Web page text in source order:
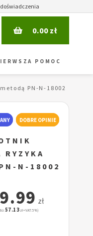
0.00zł
POMOC
PN-N-18002
DOBRE OPINIE
RYZYKA
N-18002
zł
57.13 zł + VAT: 5%)